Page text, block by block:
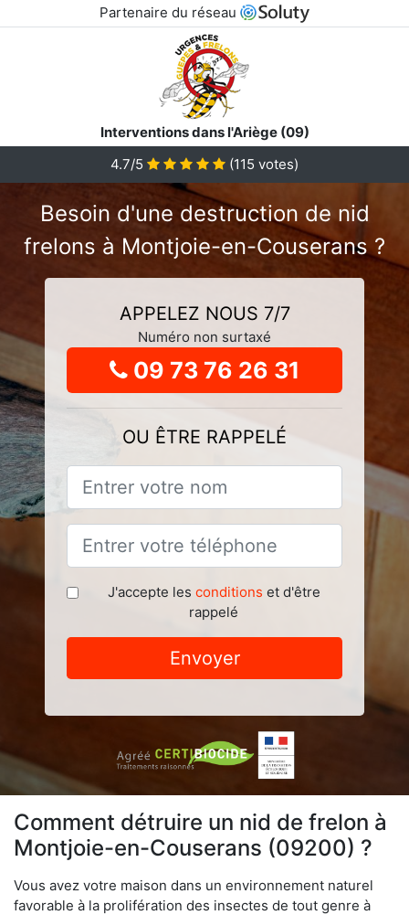
Partenaire du réseau
Interventions dans l'Ariège (09)
4.7/5 (115 votes)
Besoin d'une destruction de nid
frelons à Montjoie-en-Couserans ?
APPELEZ NOUS 7/7
Numéro non surtaxé
09 73 76 26 31
OU ÊTRE RAPPELÉ
J'accepte les conditions et d'être
rappelé
Envoyer
Comment détruire un nid de frelon à
Montjoie-en-Couserans (09200) ?
Vous avez votre maison dans un environnement naturel
favorable à la prolifération des insectes de tout genre à